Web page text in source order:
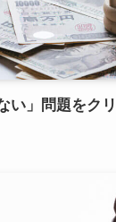
い」問題をク